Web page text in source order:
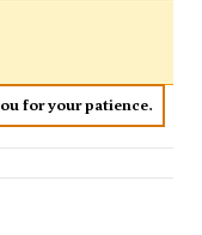
for your patience.